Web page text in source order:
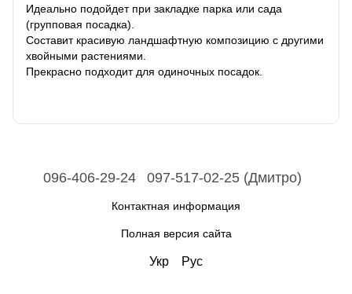
Идеально подойдет при закладке парка или сада
(групповая посадка).
Составит красивую ландшафтную композицию с другими
хвойными растениями.
Прекрасно подходит для одиночных посадок.
096-406-29-24 097-517-02-25 (Дмитро)
Контактная информация
Полная версия сайта
Укр Рус